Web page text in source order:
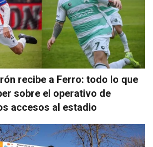
recibe a Ferro: todo lo que
sobre el operativo de
accesos al estadio